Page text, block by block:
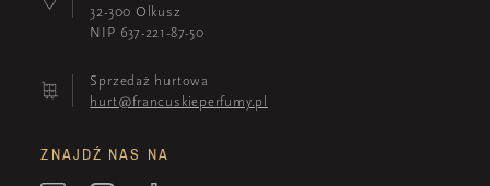
32-300 Olkusz
NIP 637-221-87-50
Sprzedaż hurtowa
hurt@francuskieperfumy.pl
ZNAJDŹ NAS NA